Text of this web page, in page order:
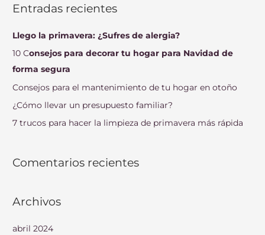
c
r
:
Entradas recientes
Llego la primavera: ¿Sufres de alergia?
10 Consejos para decorar tu hogar para Navidad de
forma segura
Consejos para el mantenimiento de tu hogar en otoño
¿Cómo llevar un presupuesto familiar?
7 trucos para hacer la limpieza de primavera más rápida
Comentarios recientes
Archivos
abril 2024